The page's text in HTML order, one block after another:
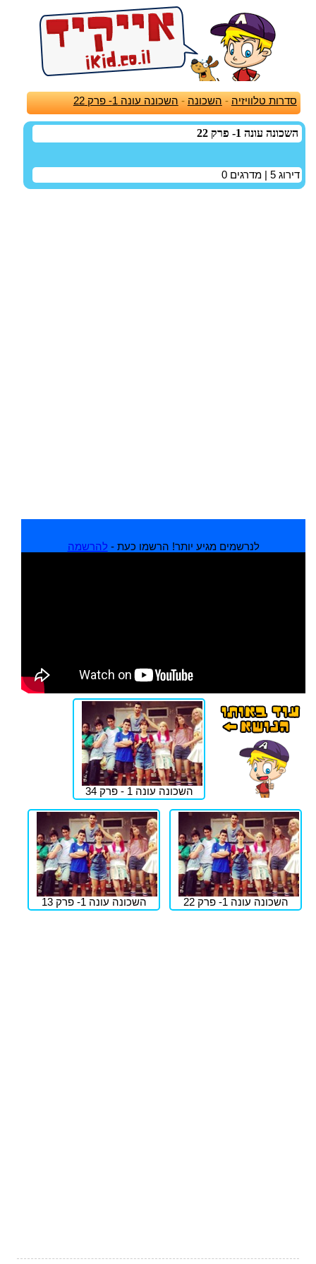
סדרות טלוויזיה - השכונה - השכונה עונה 1- פרק 22
השכונה עונה 1- פרק 22
דירוג 5 | מדרגים 0
לנרשמים מגיע יותר! הרשמו כעת - להרשמה
השכונה עונה 1 - פרק 34
השכונה עונה 1- פרק 22 השכונה עונה 1- פרק 13